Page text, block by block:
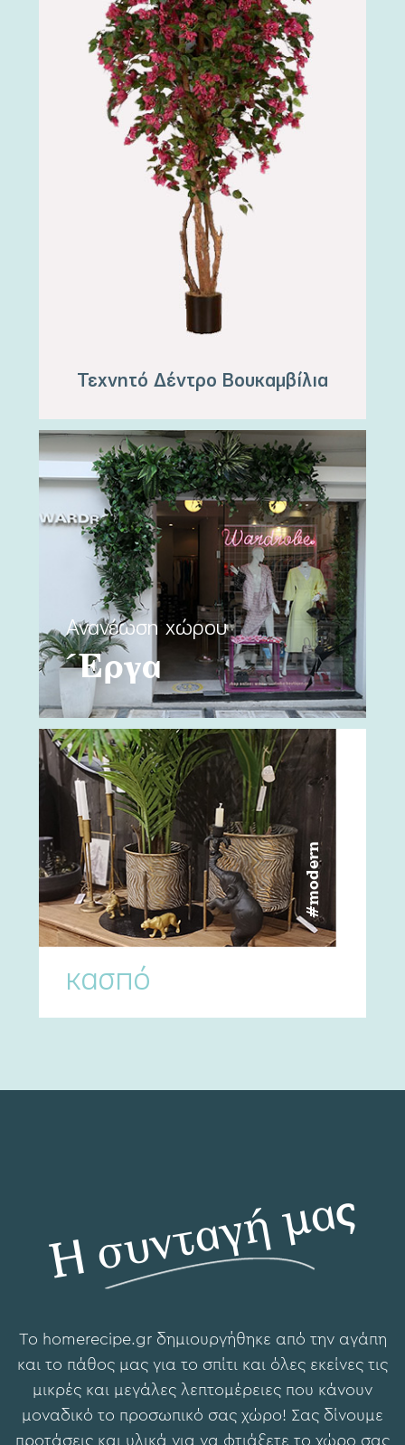
Τεχνητό Δέντρο Βουκαμβίλια
Ανανέωση χώρου
Έργα
#modern
κασπό
Η συνταγή μας
To hοmerecipe.gr δημιουργήθηκε από την αγάπη
και το πάθος μας για το σπίτι και όλες εκείνες τις
μικρές και μεγάλες λεπτομέρειες που κάνουν
μοναδικό το προσωπικό σας χώρο! Σας δίνουμε
προτάσεις και υλικά για να φτιάξετε το χώρο σας